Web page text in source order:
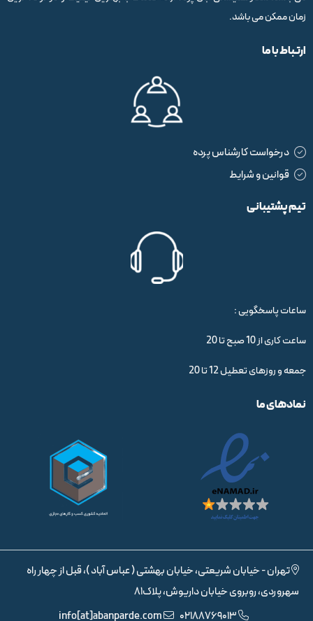
زمان ممکن می باشد.
ارتباط با ما
درخواست کارشناس پرده
قوانین و شرایط
تیم پشتیبانی
ساعات پاسخگویی :
ساعت کاری از 10 صبح تا 20
جمعه و روزهای تعطیل 12 تا 20
نمادهای ما
تهران - خیابان شریعتی، خیابان بهشتی ( عباس آباد )، قبل از چهار راه
سهروردی، روبروی خیابان داریوش، پلاک81
02188769013
info[at]abanparde.com